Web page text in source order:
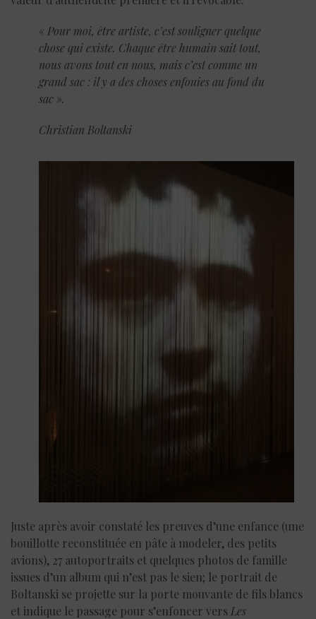
« Pour moi, être artiste, c’est souligner quelque
chose qui existe. Chaque être humain sait tout,
nous avons tout en nous, mais c’est comme un
grand sac : il y a des choses enfouies au fond du
sac ».
Christian Boltanski
Juste après avoir constaté les preuves d’une enfance (une
bouillotte reconstituée en pâte à modeler, des petits
avions), 27 autoportraits et quelques photos de famille
issues d’un album qui n’est pas le sien; le portrait de
Boltanski se projette sur la porte mouvante de fils blancs
et indique le passage pour s’enfoncer vers Les